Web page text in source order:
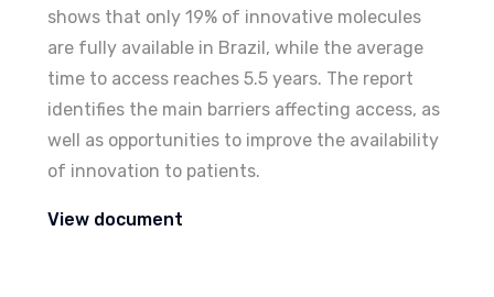
shows that only 19% of innovative molecules
are fully available in Brazil, while the average
time to access reaches 5.5 years. The report
identifies the main barriers affecting access, as
well as opportunities to improve the availability
of innovation to patients.
View document